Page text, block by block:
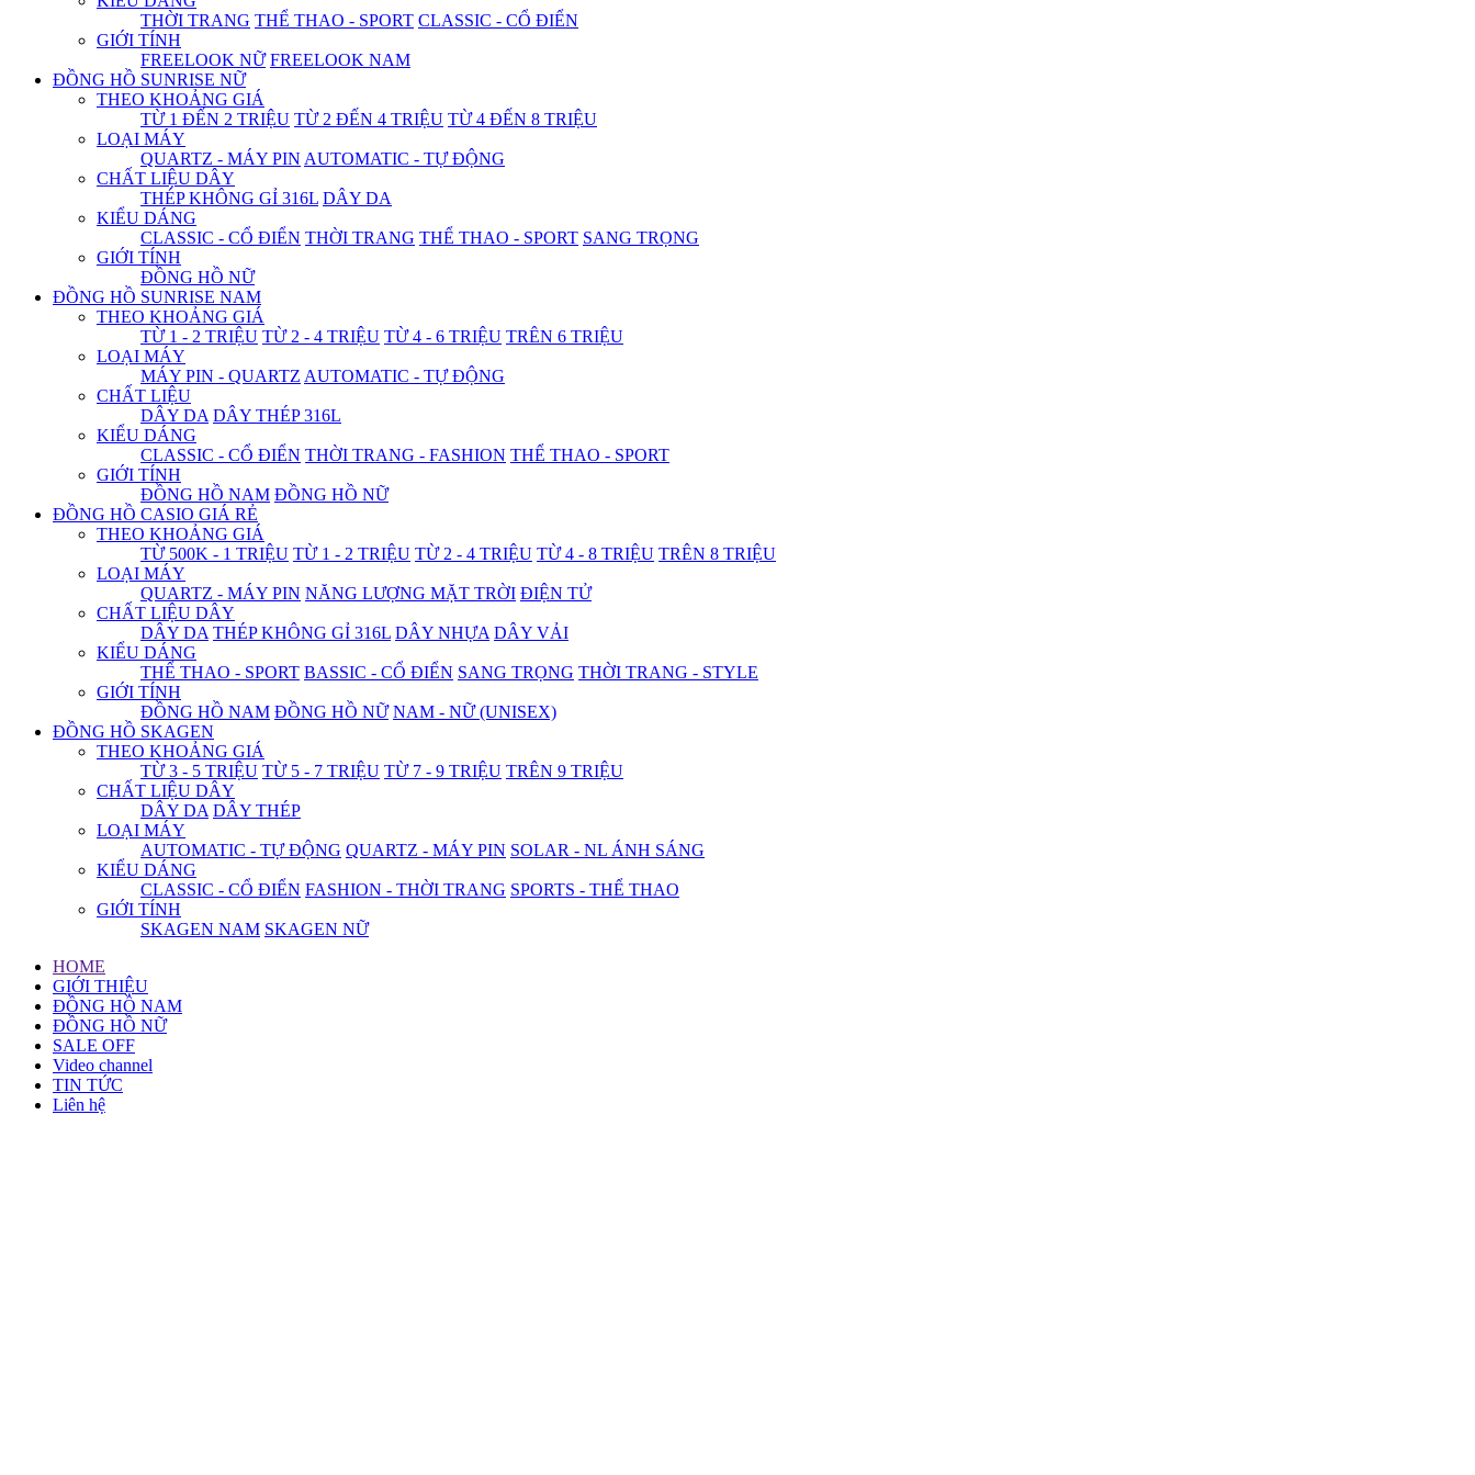
THỜI TRANG THỂ THAO - SPORT CLASSIC - CỔ ĐIỂN
GIỚI TÍNH
FREELOOK NỮ FREELOOK NAM
ĐỒNG HỒ SUNRISE NỮ
THEO KHOẢNG GIÁ
TỪ 1 ĐẾN 2 TRIỆU TỪ 2 ĐẾN 4 TRIỆU TỪ 4 ĐẾN 8 TRIỆU
LOẠI MÁY
QUARTZ - MÁY PIN AUTOMATIC - TỰ ĐỘNG
CHẤT LIỆU DÂY
THÉP KHÔNG GỈ 316L DÂY DA
KIỂU DÁNG
CLASSIC - CỔ ĐIỂN THỜI TRANG THỂ THAO - SPORT SANG TRỌNG
GIỚI TÍNH
ĐỒNG HỒ NỮ
ĐỒNG HỒ SUNRISE NAM
THEO KHOẢNG GIÁ
TỪ 1 - 2 TRIỆU TỪ 2 - 4 TRIỆU TỪ 4 - 6 TRIỆU TRÊN 6 TRIỆU
LOẠI MÁY
MÁY PIN - QUARTZ AUTOMATIC - TỰ ĐỘNG
CHẤT LIỆU
DÂY DA DÂY THÉP 316L
KIỂU DÁNG
CLASSIC - CỔ ĐIỂN THỜI TRANG - FASHION THỂ THAO - SPORT
GIỚI TÍNH
ĐỒNG HỒ NAM ĐỒNG HỒ NỮ
ĐỒNG HỒ CASIO GIÁ RẺ
THEO KHOẢNG GIÁ
TỪ 500K - 1 TRIỆU TỪ 1 - 2 TRIỆU TỪ 2 - 4 TRIỆU TỪ 4 - 8 TRIỆU TRÊN 8 TRIỆU
LOẠI MÁY
QUARTZ - MÁY PIN NĂNG LƯỢNG MẶT TRỜI ĐIỆN TỬ
CHẤT LIỆU DÂY
DÂY DA THÉP KHÔNG GỈ 316L DÂY NHỰA DÂY VẢI
KIỂU DÁNG
THỂ THAO - SPORT BASSIC - CỔ ĐIỂN SANG TRỌNG THỜI TRANG - STYLE
GIỚI TÍNH
ĐỒNG HỒ NAM ĐỒNG HỒ NỮ NAM - NỮ (UNISEX)
ĐỒNG HỒ SKAGEN
THEO KHOẢNG GIÁ
TỪ 3 - 5 TRIỆU TỪ 5 - 7 TRIỆU TỪ 7 - 9 TRIỆU TRÊN 9 TRIỆU
CHẤT LIỆU DÂY
DÂY DA DÂY THÉP
LOẠI MÁY
AUTOMATIC - TỰ ĐỘNG QUARTZ - MÁY PIN SOLAR - NL ÁNH SÁNG
KIỂU DÁNG
CLASSIC - CỔ ĐIỂN FASHION - THỜI TRANG SPORTS - THỂ THAO
GIỚI TÍNH
SKAGEN NAM SKAGEN NỮ
HOME
GIỚI THIỆU
ĐỒNG HỒ NAM
ĐỒNG HỒ NỮ
SALE OFF
Video channel
TIN TỨC
Liên hệ